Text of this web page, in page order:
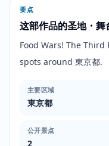
要点
这部作品的圣地・舞
Food Wars! The
spots around 東京都.
主要区域
東京都
公开景点
2